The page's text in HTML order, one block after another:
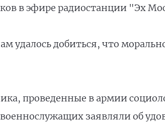
в эфире радиостанции "Эх
удалось добиться, что
проведенные в армии
заявляли об